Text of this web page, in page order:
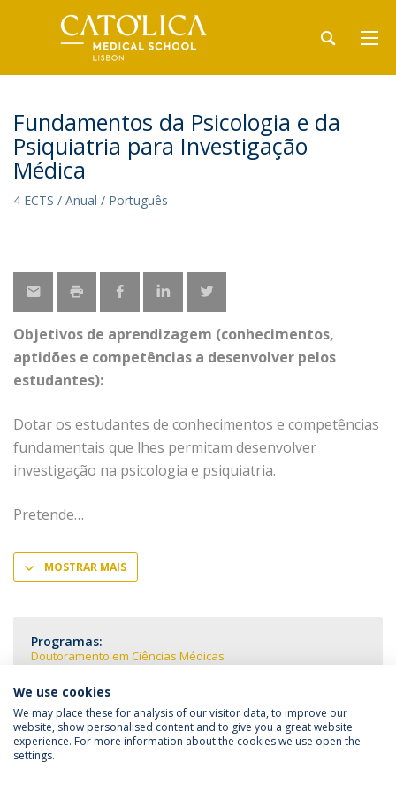
Fundamentos da Psicologia e da
Psiquiatria para Investigação
Médica
4 ECTS / Anual / Português
Objetivos de aprendizagem (conhecimentos,
aptidões e competências a desenvolver pelos
estudantes):
Dotar os estudantes de conhecimentos e competências
fundamentais que lhes permitam desenvolver
investigação na psicologia e psiquiatria.
Pretende
MOSTRAR MAIS
Programas:
Doutoramento em Ciências Médicas
Política de Privacidade
Termos & Condições
We use cookies
We may place these for analysis of our visitor data, to improve our
website, show personalised content and to give you a great website
experience. For more information about the cookies we use open the
settings.